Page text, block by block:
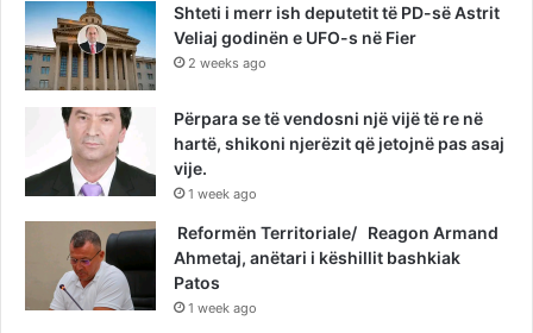
Shteti i merr ish deputetit të PD-së Astrit
Veliaj godinën e UFO-s në Fier
2 weeks ago
Përpara se të vendosni një vijë të re në
hartë, shikoni njerëzit që jetojnë pas asaj
vije.
1 week ago
Reformën Territoriale/ Reagon Armand
Ahmetaj, anëtari i këshillit bashkiak
Patos
1 week ago